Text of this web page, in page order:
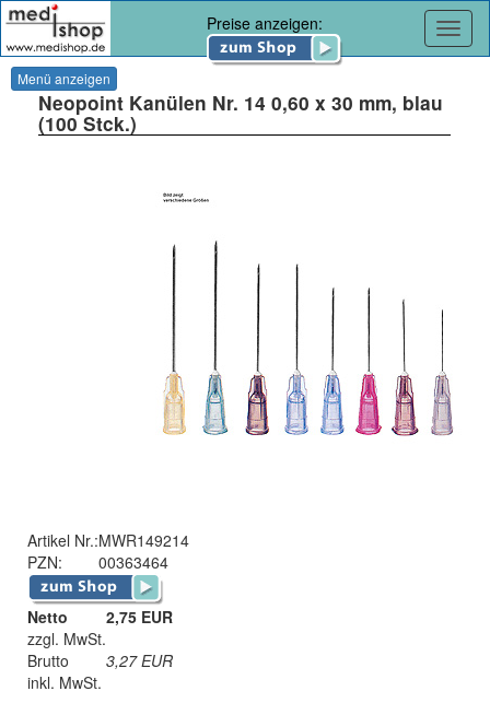
Preise anzeigen:
Menü anzeigen
Neopoint Kanülen Nr. 14 0,60 x 30 mm, blau
(100 Stck.)
Artikel Nr.:MWR149214
PZN:
00363464
Netto
2,75 EUR
zzgl. MwSt.
Brutto
3,27 EUR
inkl. MwSt.